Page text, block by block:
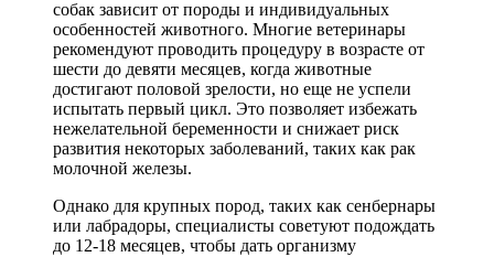
собак зависит от породы и индивидуальных
особенностей животного. Многие ветеринары
рекомендуют проводить процедуру в возрасте от
шести до девяти месяцев, когда животные
достигают половой зрелости, но еще не успели
испытать первый цикл. Это позволяет избежать
нежелательной беременности и снижает риск
развития некоторых заболеваний, таких как рак
молочной железы.
Однако для крупных пород, таких как сенбернары
или лабрадоры, специалисты советуют подождать
до 12-18 месяцев, чтобы дать организму